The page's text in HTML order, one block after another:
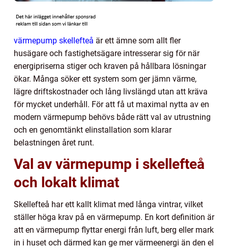
värmepump skellefteå är ett ämne som allt fler
husägare och fastighetsägare intresserar sig för när
energipriserna stiger och kraven på hållbara lösningar
ökar. Många söker ett system som ger jämn värme,
lägre driftskostnader och lång livslängd utan att kräva
för mycket underhåll. För att få ut maximal nytta av en
modern värmepump behövs både rätt val av utrustning
och en genomtänkt elinstallation som klarar
belastningen året runt.
Val av värmepump i skellefteå
och lokalt klimat
Skellefteå har ett kallt klimat med långa vintrar, vilket
ställer höga krav på en värmepump. En kort definition är
att en värmepump flyttar energi från luft, berg eller mark
in i huset och därmed kan ge mer värmeenergi än den el